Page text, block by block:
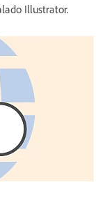
Illustrator.